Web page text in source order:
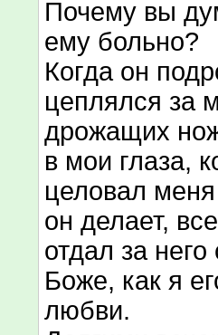
Почему вы
ему больно?
Когда он
цеплялся за
дрожащих
в мои глаза,
целовал
он делает,
отдал за
Боже, как я
любви.